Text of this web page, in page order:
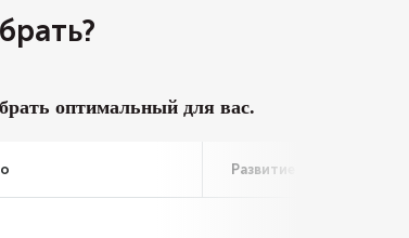
оптимальный для вас.
Развитие